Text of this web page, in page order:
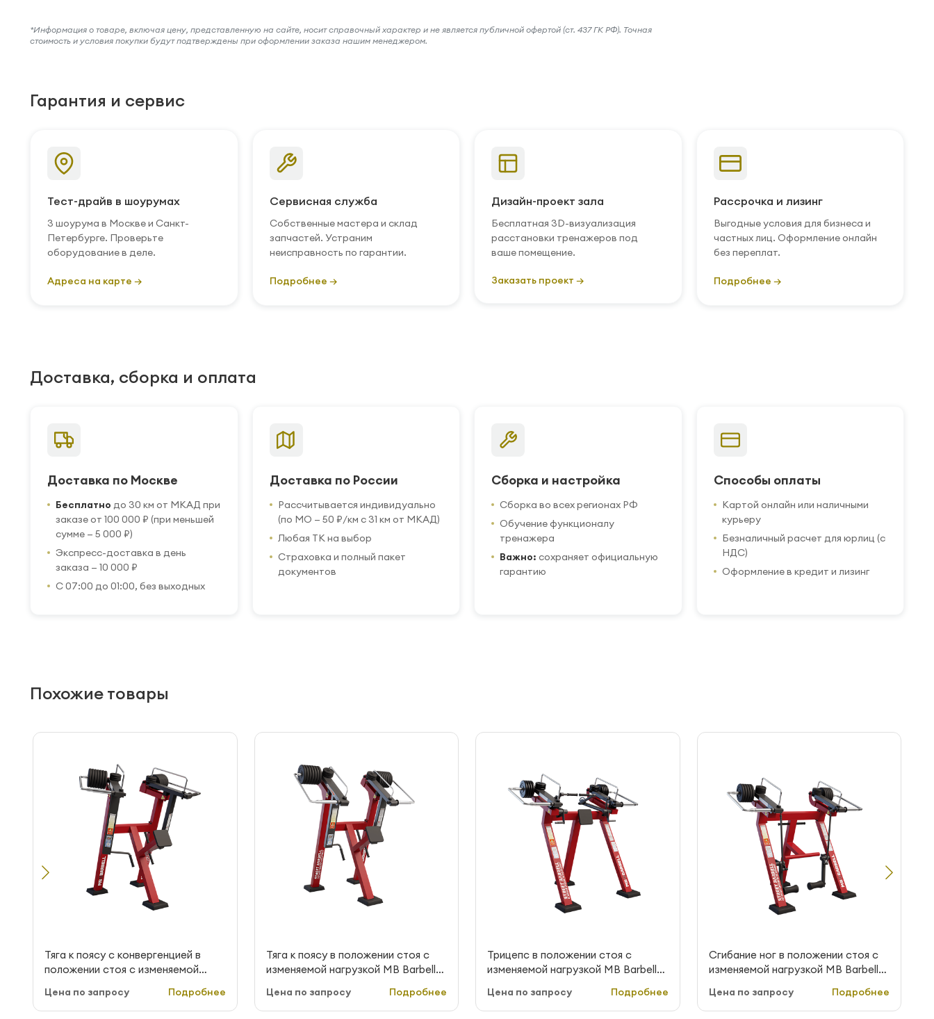
*Информация о товаре, включая цену, представленную на сайте, носит справочный характер и не является публичной офертой (ст. 437 ГК РФ). Точная
стоимость и условия покупки будут подтверждены при оформлении заказа нашим менеджером.
Гарантия и сервис
Тест-драйв в шоурумах
3 шоурума в Москве и Санкт-
Петербурге. Проверьте
оборудование в деле.
Адреса на карте →
Сервисная служба
Собственные мастера и склад
запчастей. Устраним
неисправность по гарантии.
Подробнее →
Дизайн-проект зала
Бесплатная 3D-визуализация
расстановки тренажеров под
ваше помещение.
Заказать проект →
Рассрочка и лизинг
Выгодные условия для бизнеса и
частных лиц. Оформление онлайн
без переплат.
Подробнее →
Доставка, сборка и оплата
Доставка по Москве
Бесплатно до 30 км от МКАД при
заказе от 100 000 ₽ (при меньшей
сумме — 5 000 ₽)
Экспресс-доставка в день
заказа — 10 000 ₽
С 07:00 до 01:00, без выходных
Доставка по России
Рассчитывается индивидуально
(по МО — 50 ₽/км с 31 км от МКАД)
Любая ТК на выбор
Страховка и полный пакет
документов
Сборка и настройка
Сборка во всех регионах РФ
Обучение функционалу
тренажера
Важно: сохраняет официальную
гарантию
Способы оплаты
Картой онлайн или наличными
курьеру
Безналичный расчет для юрлиц (с
НДС)
Оформление в кредит и лизинг
Похожие товары
Тяга к поясу с конвергенцией в
положении стоя с изменяемой
MB 7.53E
Цена по запросу Подробнее
Тяга к поясу в положении стоя с
изменяемой нагрузкой MB Barbell
Цена по запросу Подробнее
Трицепс в положении стоя с
изменяемой нагрузкой MB Barbell
Цена по запросу Подробнее
Сгибание ног в положении стоя с
изменяемой нагрузкой MB Barbell
Цена по запросу Подробнее